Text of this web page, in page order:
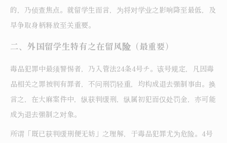
的，乃侦查焦点。就留学生而言，为将对学业之影响降至最低，及
早争取身柄释放至关重要。
二、外国留学生特有之在留风险（最重要）
毒品犯罪中最须警惕者，乃入管法24条4号チ。该号规定，凡因毒
品相关之罪被判有罪者，不问刑罚轻重，均构成退去强制事由。换
言之，在大麻案件中，纵获判缓刑，纵属初犯而仅处罚金，亦可能
成为退去强制之对象。
所谓「既已获判缓刑便无妨」之理解，于毒品犯罪尤为危险。4号